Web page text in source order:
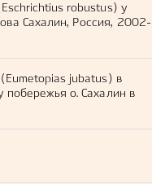
robustus) у
Сахалин, Россия, 2002-
jubatus) в
побережья о. Сахалин в